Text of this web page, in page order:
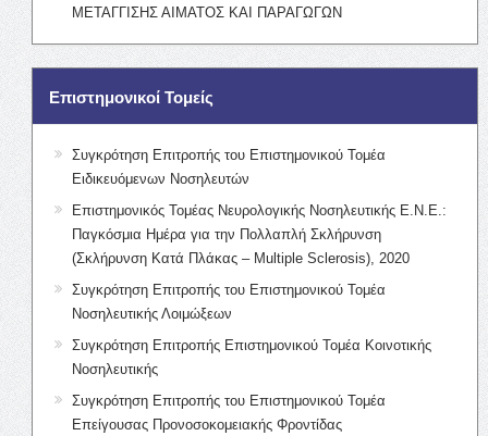
ΜΕΤΑΓΓΙΣΗΣ ΑΙΜΑΤΟΣ ΚΑΙ ΠΑΡΑΓΩΓΩΝ
Επιστημονικοί Τομείς
Συγκρότηση Επιτροπής του Επιστημονικού Τομέα
Ειδικευόμενων Νοσηλευτών
Επιστημονικός Τομέας Νευρολογικής Νοσηλευτικής Ε.Ν.Ε.:
Παγκόσμια Ημέρα για την Πολλαπλή Σκλήρυνση
(Σκλήρυνση Κατά Πλάκας – Multiple Sclerosis), 2020
Συγκρότηση Επιτροπής του Επιστημονικού Τομέα
Νοσηλευτικής Λοιμώξεων
Συγκρότηση Επιτροπής Επιστημονικού Τομέα Κοινοτικής
Νοσηλευτικής
Συγκρότηση Επιτροπής του Επιστημονικού Τομέα
Επείγουσας Προνοσοκομειακής Φροντίδας